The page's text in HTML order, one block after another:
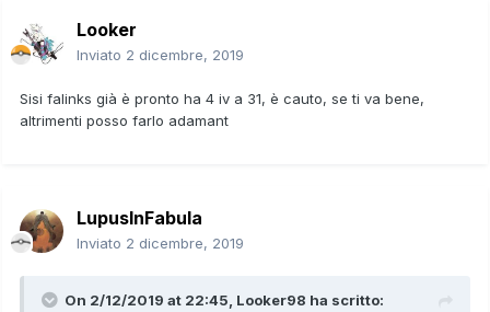
Looker
Inviato 2 dicembre, 2019
Sisi falinks già è pronto ha 4 iv a 31, è cauto, se ti va bene,
altrimenti posso farlo adamant
LupusInFabula
Inviato 2 dicembre, 2019
On 2/12/2019 at 22:45, Looker98 ha scritto: